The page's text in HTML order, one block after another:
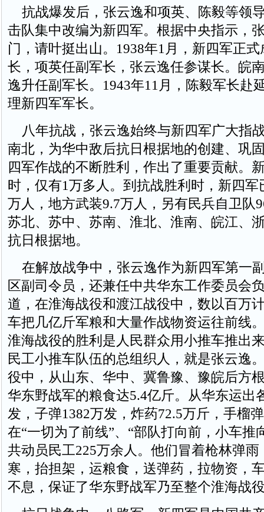
抗战爆发后，张云逸和项英、陈毅等领
击队集中改编为新四军。根据中央指示，
门，请叶挺出山。1938年1月，新四军正
长，项英任副军长，张云逸任参谋长。皖
逸升任副军长。1943年11月，陈毅军长赴
理新四军军长。
八年抗战，张云逸始终与新四军广大指
南北，为华中敌后抗日根据地的创建、巩
四军作战的不断胜利，作出了重要贡献。
时，仅有1万多人。到抗战胜利时，新四军
万人，地方武装9.7万人，另有民兵自卫队
苏北、苏中、苏南、淮北、淮南、皖江、
抗日根据地。
在解放战争中，张云逸作为新四军第一
区副司令员，还兼任中共华东工作委员会
道，在淮海战役和渡江战役中，数以百万
车把几亿斤军粮和大量作战物资运往前线
淮海战役的胜利是人民群众用小推车推出
民工小推车队伍的总组织人，就是张云逸
役中，从山东、华中、冀鲁豫、豫皖后方
华东野战军的粮食达5.4亿斤。从华东运出
发，子弹1382万发，炸药72.5万斤，手榴
在“一切为了前线”、“部队打向前，小车推
共动员民工225万余人。他们冒着枪林弹雨
寒，抬担架，运粮食，送弹药，拉物资，
不息，保证了华东野战军乃至整个淮海战